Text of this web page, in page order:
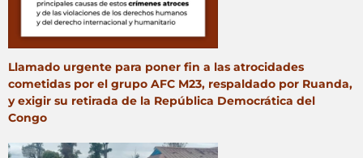
Llamado urgente para poner fin a las atrocidades
cometidas por el grupo AFC M23, respaldado por Ruanda,
y exigir su retirada de la República Democrática del
Congo